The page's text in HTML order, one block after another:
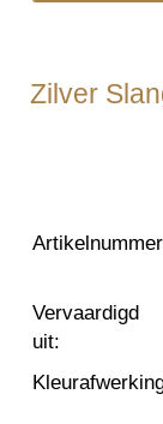
Zilver
Artikelnummer
Vervaardigd
uit: